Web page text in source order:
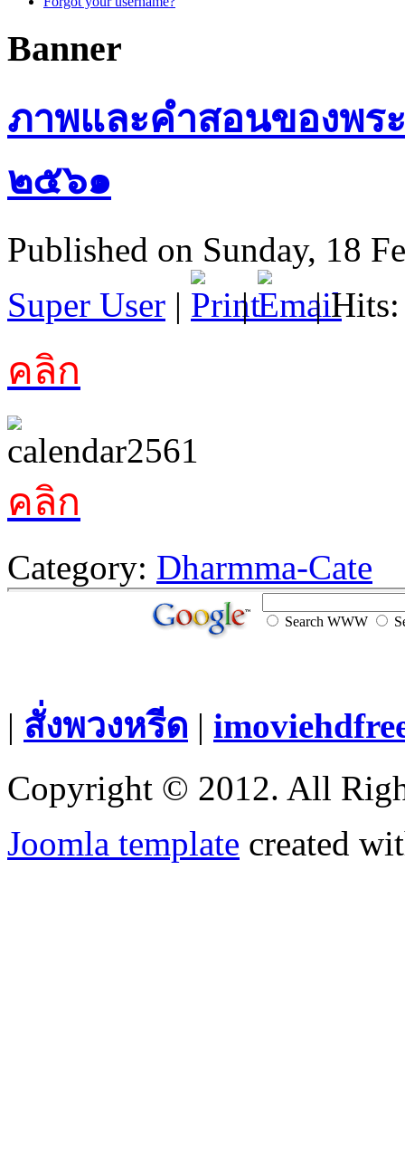
Banner
ภาพและคำสอนของพร
๒๕๖๑
Published on Sunday, 18
Super User | | | Hits:
คลิก
คลิก
Category: Dharmma-Cate
Search WWW
| สั่งพวงหรีด |
Copyright © 2012. All
Joomla template created